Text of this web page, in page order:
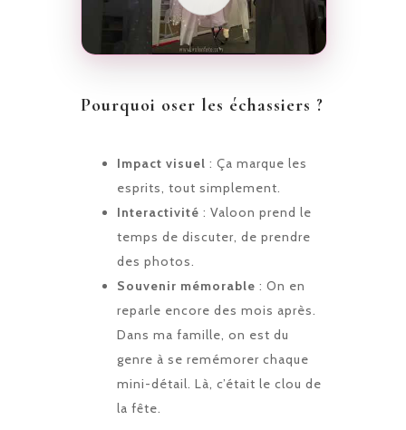
Pourquoi oser les échassiers ?
Impact visuel : Ça marque les
esprits, tout simplement.
Interactivité : Valoon prend le
temps de discuter, de prendre
des photos.
Souvenir mémorable : On en
reparle encore des mois après.
Dans ma famille, on est du
genre à se remémorer chaque
mini-détail. Là, c’était le clou de
la fête.